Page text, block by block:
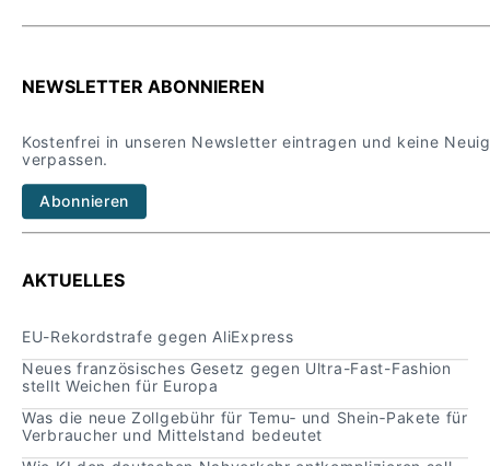
NEWSLETTER ABONNIEREN
Kostenfrei in unseren Newsletter eintragen und keine
verpassen.
Abonnieren
AKTUELLES
EU-Rekordstrafe gegen AliExpress
Neues französisches Gesetz gegen Ultra-Fast-Fashion
stellt Weichen für Europa
Was die neue Zollgebühr für Temu‑ und Shein‑Pakete für
Verbraucher und Mittelstand bedeutet